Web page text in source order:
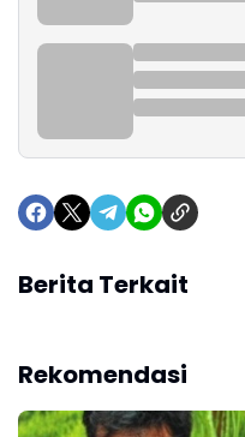
Berita Terkait
Rekomendasi